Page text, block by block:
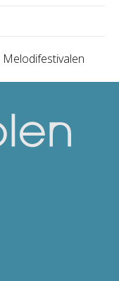
Melodifestivalen